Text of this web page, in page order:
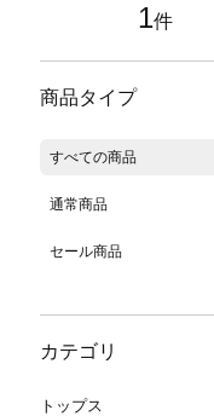
1件
商品タイプ
すべての商品
通常商品
セール商品
カテゴリ
トップス